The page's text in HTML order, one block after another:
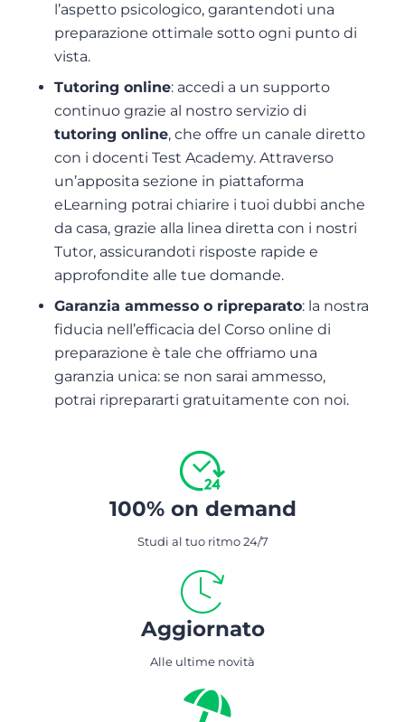
l’aspetto psicologico, garantendoti una
preparazione ottimale sotto ogni punto di
vista.
Tutoring online: accedi a un supporto
continuo grazie al nostro servizio di
tutoring online, che offre un canale diretto
con i docenti Test Academy. Attraverso
un’apposita sezione in piattaforma
eLearning potrai chiarire i tuoi dubbi anche
da casa, grazie alla linea diretta con i nostri
Tutor, assicurandoti risposte rapide e
approfondite alle tue domande.
Garanzia ammesso o ripreparato: la nostra
fiducia nell’efficacia del Corso online di
preparazione è tale che offriamo una
garanzia unica: se non sarai ammesso,
potrai riprepararti gratuitamente con noi.
100% on demand
Studi al tuo ritmo 24/7
Aggiornato
Alle ultime novità